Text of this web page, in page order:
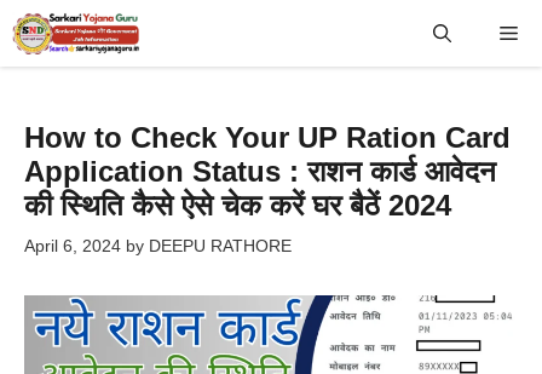
Skip
to
How to Check Your UP Ration Card
Application Status : राशन कार्ड आवेदन
की स्थिति कैसे ऐसे चेक करें घर बैठें 2024
April 6, 2024 by DEEPU RATHORE